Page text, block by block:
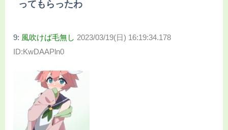
ってもらったわ
9: 風吹けば毛無し 2023/03/19(日) 16:19:34.178
ID:KwDAAPln0